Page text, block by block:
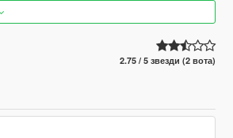
2.75 / 5 звезди (2 вота)